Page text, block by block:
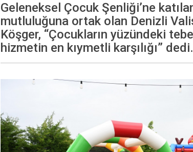
Geleneksel Çocuk Şenliği’ne
mutluluğuna ortak olan Denizli
Köşger, “Çocukların yüzündeki
hizmetin en kıymetli karşılığı”